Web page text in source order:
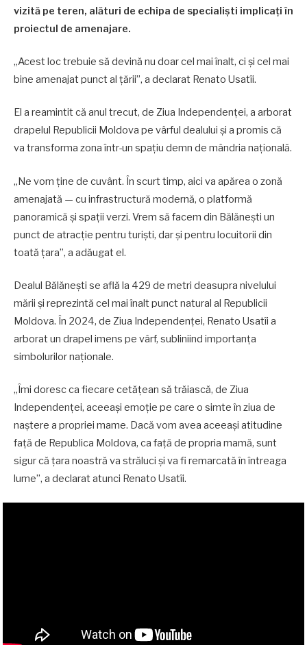
vizită pe teren, alături de echipa de specialiști implicați în
proiectul de amenajare.
„Acest loc trebuie să devină nu doar cel mai înalt, ci și cel mai
bine amenajat punct al țării”, a declarat Renato Usatîi.
El a reamintit că anul trecut, de Ziua Independenței, a arborat
drapelul Republicii Moldova pe vârful dealului și a promis că
va transforma zona într-un spațiu demn de mândria națională.
„Ne vom ține de cuvânt. În scurt timp, aici va apărea o zonă
amenajată — cu infrastructură modernă, o platformă
panoramică și spații verzi. Vrem să facem din Bălănești un
punct de atracție pentru turiști, dar și pentru locuitorii din
toată țara”, a adăugat el.
Dealul Bălănești se află la 429 de metri deasupra nivelului
mării și reprezintă cel mai înalt punct natural al Republicii
Moldova. În 2024, de Ziua Independenței, Renato Usatîi a
arborat un drapel imens pe vârf, subliniind importanța
simbolurilor naționale.
„Îmi doresc ca fiecare cetățean să trăiască, de Ziua
Independenței, aceeași emoție pe care o simte în ziua de
naștere a propriei mame. Dacă vom avea aceeași atitudine
față de Republica Moldova, ca față de propria mamă, sunt
sigur că țara noastră va străluci și va fi remarcată în întreaga
lume”, a declarat atunci Renato Usatîi.